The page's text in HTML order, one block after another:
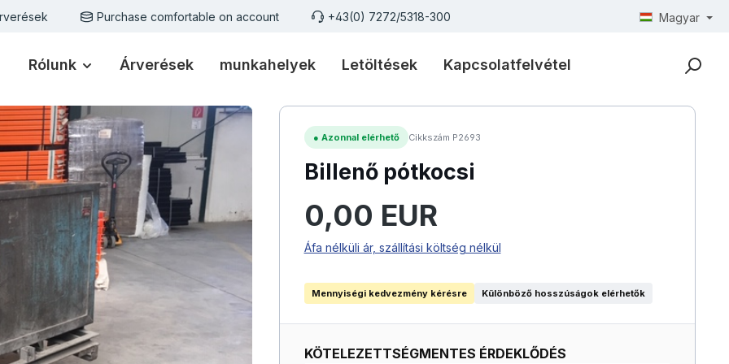
Purchase comfortable on account +43(0) 7272/5318-300 Magyar
Rólunk Árverések munkahelyek Letöltések Kapcsolatfelvétel
● Azonnal elérhető Cikkszám P2693
Billenő pótkocsi
Normál ár:
0,00 EUR
Áfa nélküli ár, szállítási költség nélkül
Mennyiségi kedvezmény kérésre Különböző hosszúságok elérhetők
KÖTELEZETTSÉGMENTES ÉRDEKLŐDÉS